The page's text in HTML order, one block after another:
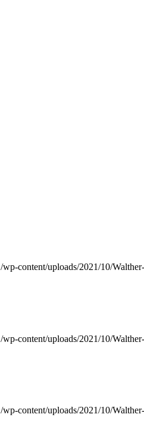
/wp-content/uploads/2021/10/
/wp-content/uploads/2021/10/
/wp-content/uploads/2021/10/